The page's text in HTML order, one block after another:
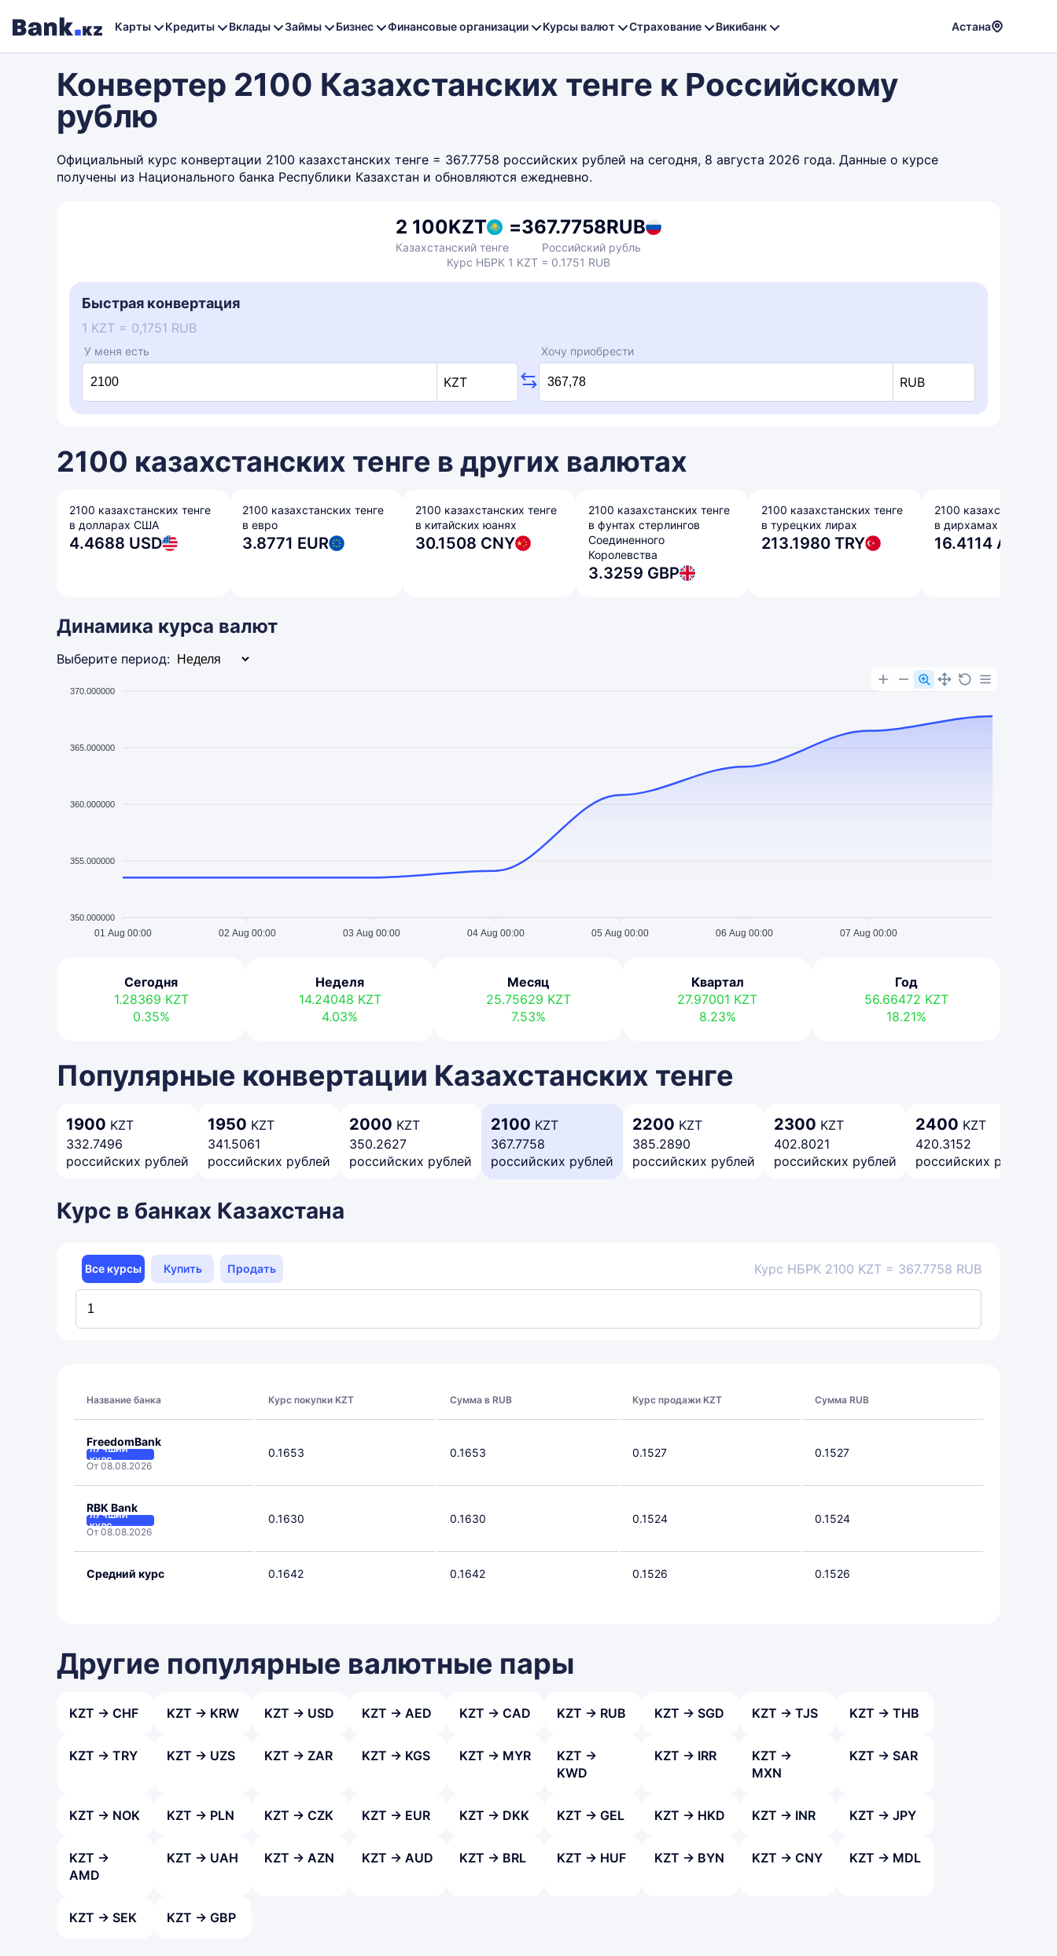
Карты Кредиты Вклады Займы Бизнес Финансовые организации Курсы валют Страхование Викибанк Астана
Конвертер 2100 Казахстанских тенге к Российскому
рублю
Официальный курс конвертации 2100 казахстанских тенге = 367.7758 российских рублей на сегодня, 8 августа 2026 года. Данные о курсе
получены из Национального банка Республики Казахстан и обновляются ежедневно.
2 100KZT
Казахстанский тенге
=367.7758RUB
Российский рубль
Курс НБРК 1 KZT = 0.1751 RUB
Быстрая конвертация
1 KZT = 0,1751 RUB
У меня есть
KZT
Хочу приобрести
RUB
2100 казахстанских тенге в других валютах
2100 казахстанских тенге
в долларах США
4.4688 USD
2100 казахстанских тенге
в евро
3.8771 EUR
2100 казахстанских тенге
в китайских юанях
30.1508 CNY
2100 казахстанских тенге
в фунтах стерлингов
Соединенного
Королевства
3.3259 GBP
2100 казахстанских тенге
в турецких лирах
213.1980 TRY
2100 казахстанских
в дирхамах ОАЭ
16.4114 AED
Динамика курса валют
Выберите период:
370.000000
365.000000
360.000000
355.000000
350.000000
01 Aug 00:00 02 Aug 00:00 03 Aug 00:00 04 Aug 00:00 05 Aug 00:00 06 Aug 00:00 07 Aug 00:00
Сегодня
1.28369 KZT
0.35%
Неделя
14.24048 KZT
4.03%
Месяц
25.75629 KZT
7.53%
Квартал
27.97001 KZT
8.23%
Год
56.66472 KZT
18.21%
Популярные конвертации Казахстанских тенге
1900 KZT
332.7496
российских рублей
1950 KZT
341.5061
российских рублей
2000 KZT
350.2627
российских рублей
2100 KZT
367.7758
российских рублей
2200 KZT
385.2890
российских рублей
2300 KZT
402.8021
российских рублей
2400 KZT
420.3152
российских рублей
Курс в банках Казахстана
Все курсы Купить Продать Курс НБРК 2100 KZT = 367.7758 RUB
Название банка Курс покупки KZT Сумма в RUB Курс продажи KZT Сумма RUB
FreedomBank
ЛУЧШИЙ
КУРС
От 08.08.2026
0.1653 0.1653 0.1527 0.1527
RBK Bank
ЛУЧШИЙ
КУРС
От 08.08.2026
0.1630 0.1630 0.1524 0.1524
Средний курс 0.1642 0.1642 0.1526 0.1526
Другие популярные валютные пары
KZT → CHF KZT → KRW KZT → USD KZT → AED KZT → CAD KZT → RUB KZT → SGD KZT → TJS KZT → THB
KZT → TRY KZT → UZS KZT → ZAR KZT → KGS KZT → MYR
KZT →
KWD
KZT → IRR
KZT →
MXN
KZT → SAR
KZT → NOK KZT → PLN KZT → CZK KZT → EUR KZT → DKK KZT → GEL KZT → HKD KZT → INR KZT → JPY
KZT →
AMD
KZT → UAH KZT → AZN KZT → AUD KZT → BRL KZT → HUF KZT → BYN KZT → CNY KZT → MDL
KZT → SEK KZT → GBP